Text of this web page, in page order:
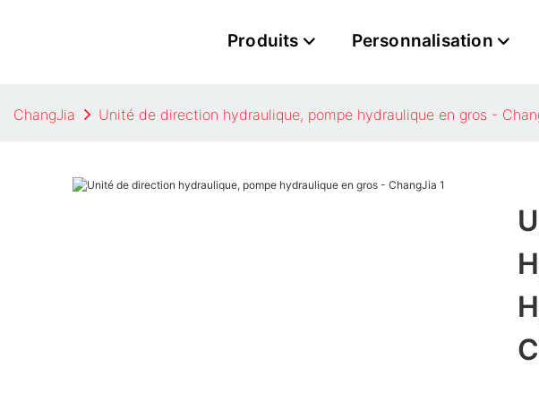
Produits Personnalisation
ChangJia Unité de direction hydraulique, pompe hydraulique en gros -